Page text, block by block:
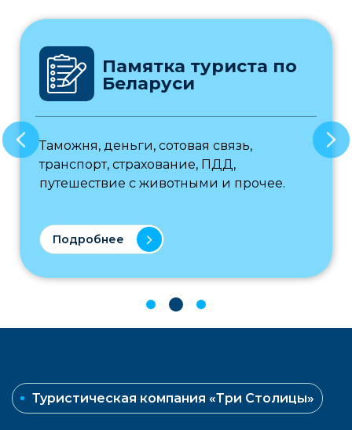
Памятка туриста по
Беларуси
Таможня, деньги, сотовая связь,
транспорт, страхование, ПДД,
путешествие с животными и прочее.
Подробнее
Туристическая компания «Три Столицы»